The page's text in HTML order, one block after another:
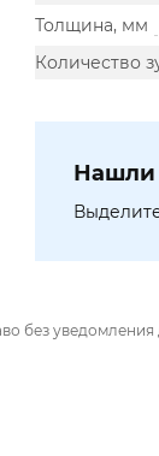
Толщина, мм
Количество
Нашли
без